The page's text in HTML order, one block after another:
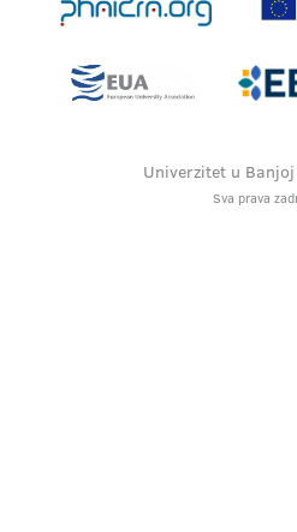
Univerzitet u
Sva prava